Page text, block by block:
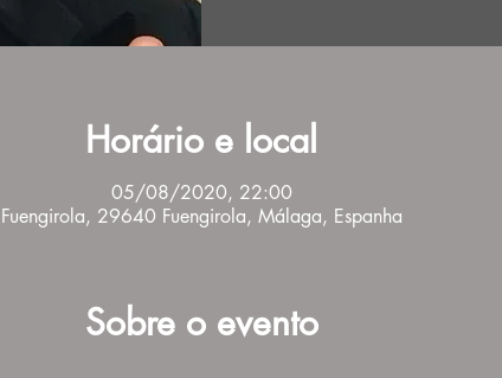
Horário e local
05/08/2020, 22:00
Fuengirola, 29640 Fuengirola, Málaga, Espanha
Sobre o evento